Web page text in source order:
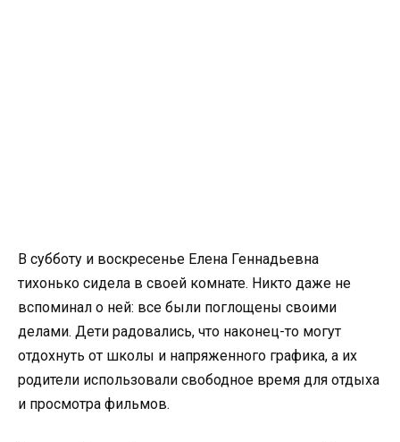
В субботу и воскресенье Елена Геннадьевна
тихонько сидела в своей комнате. Никто даже не
вспоминал о ней: все были поглощены своими
делами. Дети радовались, что наконец-то могут
отдохнуть от школы и напряженного графика, а их
родители использовали свободное время для отдыха
и просмотра фильмов.